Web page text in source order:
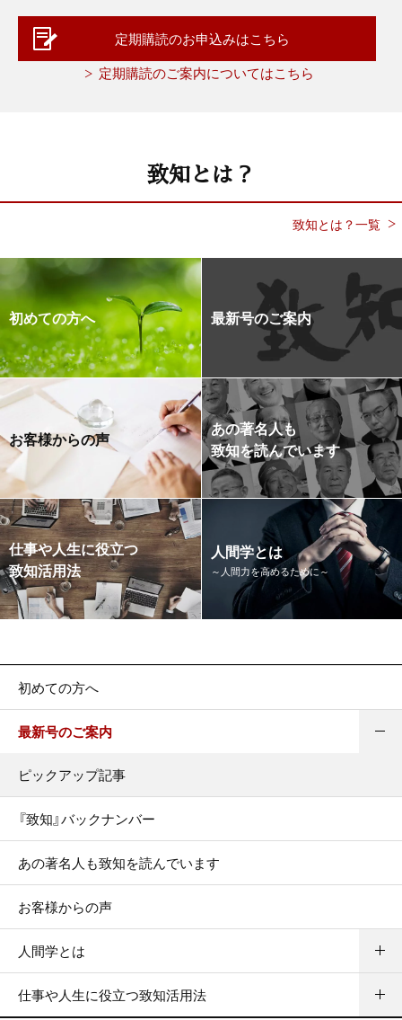
定期購読のお申込みはこちら
定期購読のご案内についてはこちら
致知とは？
致知とは？一覧
初めての方へ 最新号のご案内
お客様からの声
あの著名人も
致知を読んでいます
仕事や人生に役立つ
致知活用法
人間学とは
～人間力を高めるために～
初めての方へ
最新号のご案内
ピックアップ記事
『致知』バックナンバー
あの著名人も致知を読んでいます
お客様からの声
人間学とは
仕事や人生に役立つ致知活用法